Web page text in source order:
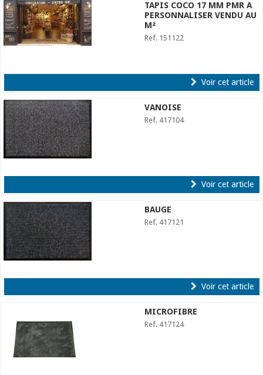
TAPIS COCO 17 MM PMR A
PERSONNALISER VENDU AU
M²
Ref. 151122
Voir cet article
VANOISE
Ref. 417104
Voir cet article
BAUGE
Ref. 417121
Voir cet article
MICROFIBRE
Ref. 417124